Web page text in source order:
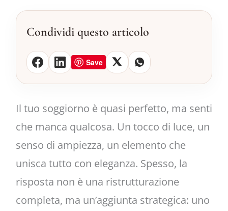
Condividi questo articolo
Save
Il tuo soggiorno è quasi perfetto, ma senti
che manca qualcosa. Un tocco di luce, un
senso di ampiezza, un elemento che
unisca tutto con eleganza. Spesso, la
risposta non è una ristrutturazione
completa, ma un’aggiunta strategica: uno